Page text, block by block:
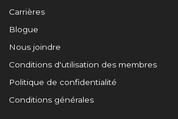
Carrières
Blogue
Nous joindre
Conditions d'utilisation des membres
Politique de confidentialité
Conditions générales